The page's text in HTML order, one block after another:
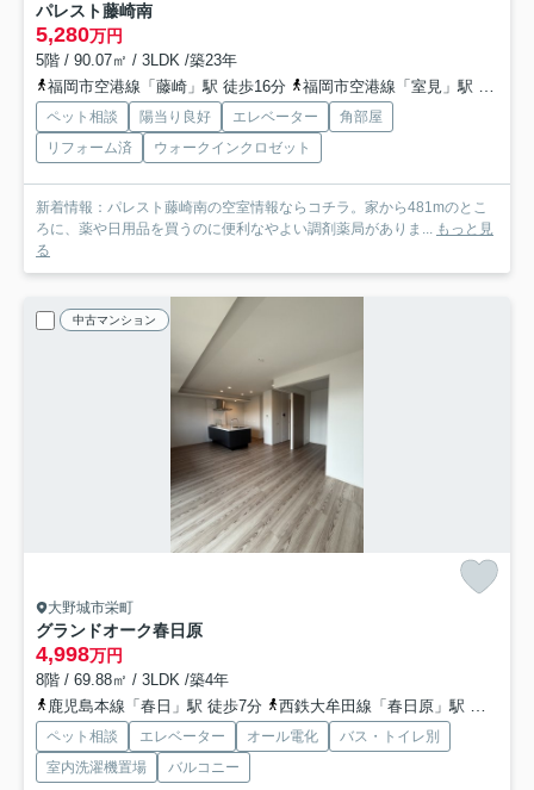
パレスト藤崎南
5,280万円
5階 / 90.07㎡ / 3LDK /築23年
福岡市空港線「藤崎」駅 徒歩16分
福岡市空港線「室見」駅 徒歩24分
ペット相談 陽当り良好 エレベーター
角部屋
リフォーム済
ウォークインクロゼット
新着情報：パレスト藤崎南の空室情報ならコチラ。家から481mのとこ
ろに、薬や日用品を買うのに便利なやよい調剤薬局がありま... もっと見
る
中古マンション
大野城市栄町
グランドオーク春日原
4,998万円
8階 / 69.88㎡ / 3LDK /築4年
鹿児島本線「春日」駅 徒歩7分
西鉄大牟田線「春日原」駅 徒歩7分
ペット相談 エレベーター オール電化
バス・トイレ別
室内洗濯機置場
バルコニー